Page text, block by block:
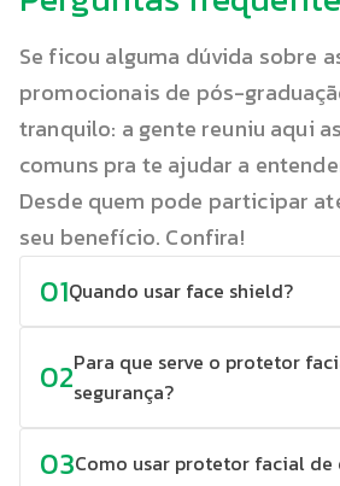
Lentes verdes: recomendadas
com riscos de respingos de
vapores.
Acesse o site da Elastobor e
ideal para a sua necessidade!
Máscara de solda
Pensando em quem trabalha
disponibilizamos máscara de
até a mais completa no modelo
com tecnologia que protege o
contra luminosidade intensa,
ultravioleta e infravermelha.
Se ficou alguma dúvida sobre
promocionais de pós-
tranquilo: a gente reuniu aqui
comuns pra te ajudar a
Desde quem pode participar
seu benefício. Confira!
01Quando usar face shield?
02Para que serve o protetor
segurança?
03Como usar protetor facial de